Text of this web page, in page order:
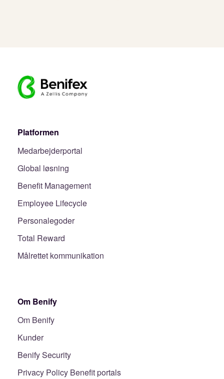
Platformen
Medarbejderportal
Global løsning
Benefit Management
Employee Lifecycle
Personalegoder
Total Reward
Målrettet kommunikation
Om Benify
Om Benify
Kunder
Benify Security
Privacy Policy Benefit portals